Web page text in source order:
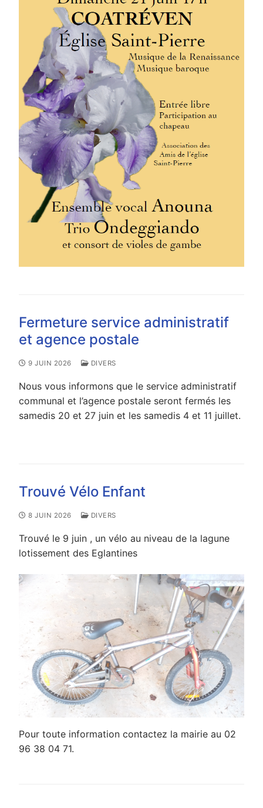
Fermeture service administratif
et agence postale
9 JUIN 2026 DIVERS
Nous vous informons que le service administratif
communal et l’agence postale seront fermés les
samedis 20 et 27 juin et les samedis 4 et 11 juillet.
Trouvé Vélo Enfant
8 JUIN 2026 DIVERS
Trouvé le 9 juin , un vélo au niveau de la lagune
lotissement des Eglantines
Pour toute information contactez la mairie au 02
96 38 04 71.